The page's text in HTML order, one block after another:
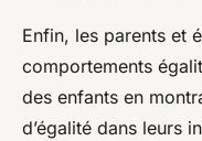
Enfin, les parents et
comportements
des enfants en
d’égalité dans leurs